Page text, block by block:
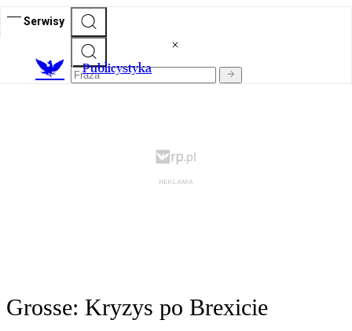
Serwisy
Publicystyka
Grosse: Kryzys po Brexicie